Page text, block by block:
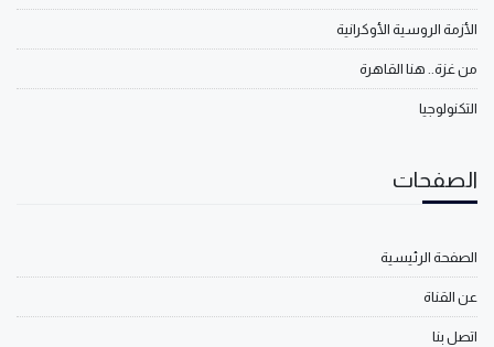
الأزمة الروسية الأوكرانية
من غزة.. هنا القاهرة
التكنولوجيا
الصفحات
الصفحة الرئيسية
عن القناة
اتصل بنا